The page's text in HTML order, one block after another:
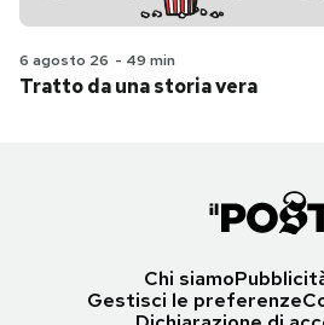
6 agosto 26 - 49 min
Tratto da una storia vera
Chi siamo
Gestisci le preferenze